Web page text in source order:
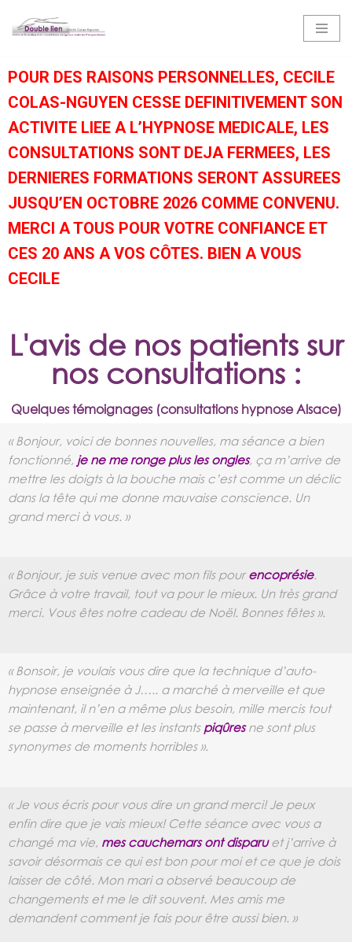
contenu
POUR DES RAISONS PERSONNELLES, CECILE
COLAS-NGUYEN CESSE DEFINITIVEMENT SON
ACTIVITE LIEE A L’HYPNOSE MEDICALE, LES
CONSULTATIONS SONT DEJA FERMEES, LES
DERNIERES FORMATIONS SERONT ASSUREES
JUSQU’EN OCTOBRE 2026 COMME CONVENU.
MERCI A TOUS POUR VOTRE CONFIANCE ET
CES 20 ANS A VOS CÔTES. BIEN A VOUS
CECILE
L'avis de nos patients sur
nos consultations :
Quelques témoignages (consultations hypnose Alsace)
« Bonjour, voici de bonnes nouvelles, ma séance a bien
fonctionné, je ne me ronge plus les ongles, ça m’arrive de
mettre les doigts à la bouche mais c’est comme un déclic
dans la tête qui me donne mauvaise conscience. Un
grand merci à vous. »
« Bonjour, je suis venue avec mon fils pourencoprésie.
Grâce à votre travail, tout va pour le mieux. Un très grand
merci. Vous êtes notre cadeau de Noël. Bonnes fêtes ».
« Bonsoir, je voulais vous dire que la technique d’auto-
hypnose enseignée à J….. a marché à merveille et que
maintenant, il n’en a même plus besoin, mille mercis tout
se passe à merveille et les instants piqûres ne sont plus
synonymes de moments horribles ».
« Je vous écris pour vous dire un grand merci! Je peux
enfin dire que je vais mieux! Cette séance avec vous a
changé ma vie, mes cauchemars ont disparu et j’arrive à
savoir désormais ce qui est bon pour moi et ce que je dois
laisser de côté. Mon mari a observé beaucoup de
changements et me le dit souvent. Mes amis me
demandent comment je fais pour être aussi bien. »